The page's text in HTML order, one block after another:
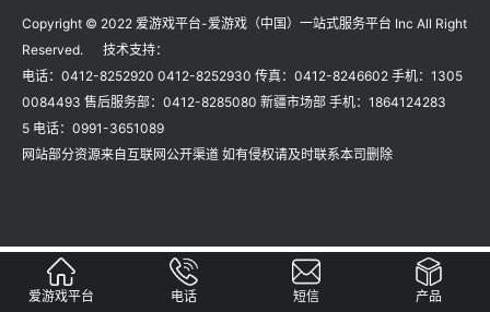
工业分析、测硫仪等
Copyright © 2022 爱游戏平台-爱游戏（中国）一站式服务平台 Inc All Right
Reserved. 技术支持：
电话：0412-8252920 0412-8252930 传真：0412-8246602 手机：1305
0084493 售后服务部：0412-8285080 新疆市场部 手机：1864124283
5 电话：0991-3651089
网站部分资源来自互联网公开渠道 如有侵权请及时联系本司删除
爱游戏平台 电话 短信 产品